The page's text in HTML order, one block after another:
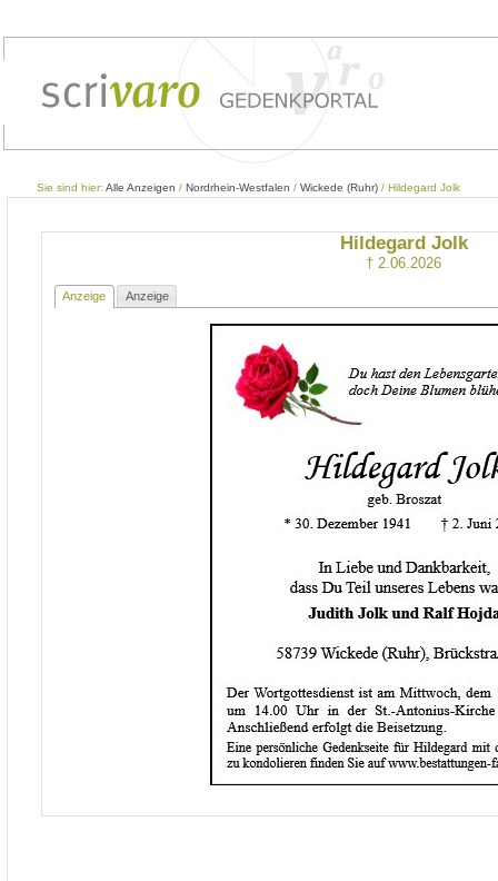
Sie sind hier: Alle Anzeigen / Nordrhein-Westfalen / Wickede (Ruhr) / Hildegard Jolk
Hildegard Jolk
† 2.06.2026
Anzeige Anzeige